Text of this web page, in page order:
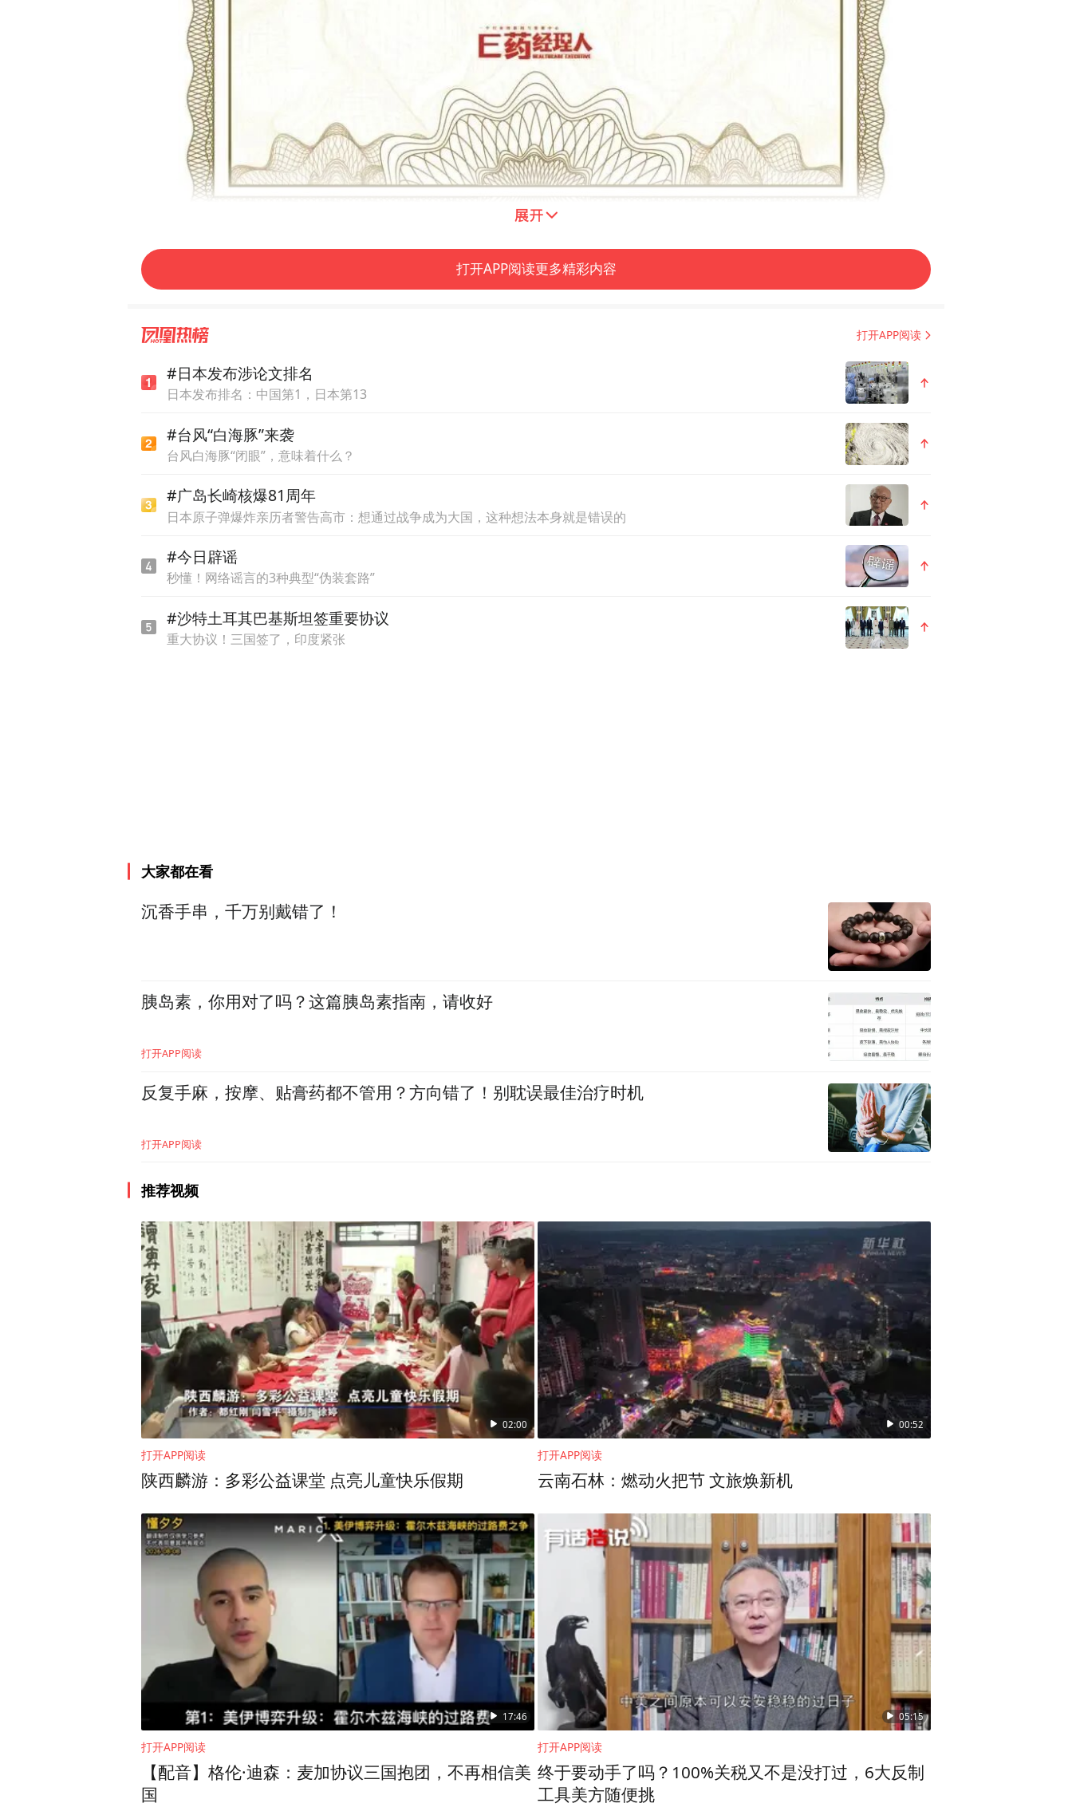
作为国内公信力与影响力最高的医药创新评选之一，该榜单由《E药经理人》基于全球知名数据公司科睿唯
三大维度，依据“创新药核心专利授权量、创新药外围专利授权量、临床试验数量、创新药获批与上市的数
量”四类核心指标，全面衡量企业创新水平，最终遴选出代表中国医药创新实力的百强企业。
长春高新是一家中国领先的创新驱动型医药集团，始终坚持以研发创新为核心的发展战略，致力于打造全球
实现研发、生产和商业化全产业链能力的制药企业之一。长春高新推行面向全球市场的战略举措，立足于差
异化创新，已在内分泌及代谢疾病、女性健康、免疫及呼吸系统疾病、肿瘤、疫苗及中成药领域建立了具有
竞争力且多元化的产品矩阵。自2017年起，长春高新已连续8年跻身“中国医药工业百强企业榜单”。
目前，长春高新子公司金赛药业已构建覆盖内分泌代谢、女性健康、免疫、肿瘤、呼吸过敏等五大领域的多
控的领先技术平台。金赛药业已建立80余条创新管线，其中40余项已进入临床阶段，1类新药超35个。2026
年，预计近20个核心项目进入关键临床阶段，管线储备进入密集收获期。特别是于2025年获批上市的国内
首个痛风新药伏欣奇拜单抗（商品名：金蓓欣）有望成为下一个生长激素，成功入选工信部首批“生物制造
标志性产品”名单及“2025年中国医药生物技术十大进展”。
未来，长春高新将推动创新成果落地，为患者提供更多安全可及的治疗方案，也将为中国医药产业走向世界
舞台持续贡献力量。
打开APP阅读更多精彩内容
打开APP阅读
#日本发布涉论文排名
日本发布排名：中国第1，日本第13
#台风“白海豚”来袭
台风白海豚“闭眼”，意味着什么？
#广岛长崎核爆81周年
日本原子弹爆炸亲历者警告高市：想通过战争成为大国，这种想法本身就是错误的
#今日辟谣
秒懂！网络谣言的3种典型“伪装套路”
#沙特土耳其巴基斯坦签重要协议
重大协议！三国签了，印度紧张
大家都在看
沉香手串，千万别戴错了！
胰岛素，你用对了吗？这篇胰岛素指南，请收好
打开APP阅读
反复手麻，按摩、贴膏药都不管用？方向错了！别耽误最佳治疗时机
打开APP阅读
推荐视频
02:00
打开APP阅读
陕西麟游：多彩公益课堂 点亮儿童快乐假期
00:52
打开APP阅读
云南石林：燃动火把节 文旅焕新机
17:46
打开APP阅读
【配音】格伦·迪森：麦加协议三国抱团，不再相信美
国
05:15
打开APP阅读
终于要动手了吗？100%关税又不是没打过，6大反制
工具美方随便挑